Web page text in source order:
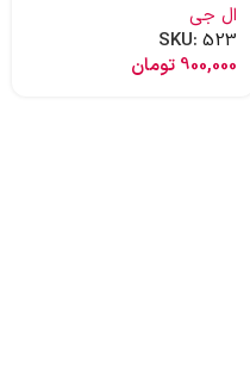
ال جی
SKU: 523
900,000 تومان